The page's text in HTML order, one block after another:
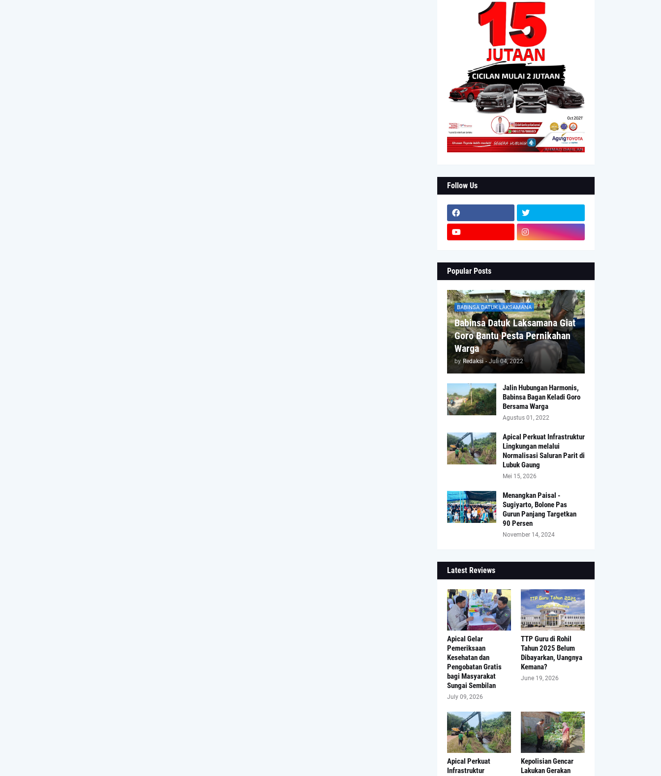
Follow Us
Popular Posts
BABINSA DATUK LAKSAMANA
Babinsa Datuk Laksamana Giat
Goro Bantu Pesta Pernikahan
Warga
by Redaksi - Juli 04, 2022
Jalin Hubungan Harmonis,
Babinsa Bagan Keladi Goro
Bersama Warga
Agustus 01, 2022
Apical Perkuat Infrastruktur
Lingkungan melalui
Normalisasi Saluran Parit di
Lubuk Gaung
Mei 15, 2026
Menangkan Paisal -
Sugiyarto, Bolone Pas
Gurun Panjang Targetkan
90 Persen
November 14, 2024
Latest Reviews
Apical Gelar
Pemeriksaan
Kesehatan dan
Pengobatan Gratis
bagi Masyarakat
Sungai Sembilan
July 09, 2026
TTP Guru di Rohil
Tahun 2025 Belum
Dibayarkan, Uangnya
Kemana?
June 19, 2026
Apical Perkuat
Infrastruktur
Kepolisian Gencar
Lakukan Gerakan